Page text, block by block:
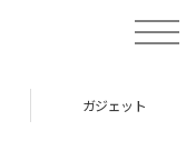
toggle
ガジェット